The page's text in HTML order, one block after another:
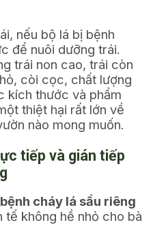
nếu bộ lá bị bệnh
để nuôi dưỡng trái.
trái non cao, trái còn
còi cọc, chất lượng
kích thước và phẩm
thiệt hại rất lớn về
nào mong muốn.
tiếp và gián tiếp
bệnh cháy lá sầu riêng
tế không hề nhỏ cho bà